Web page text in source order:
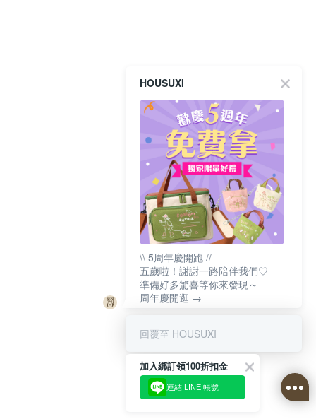
HOUSUXI
\\ 5周年慶開跑 //
五歲啦！謝謝一路陪伴我們♡
準備好多驚喜等你來發現～
周年慶開逛 →
回覆至 HOUSUXI
加入綁訂領100折扣金
連結 LINE 帳號